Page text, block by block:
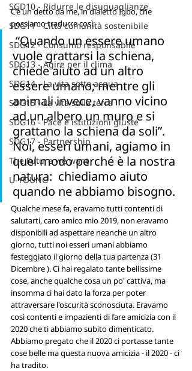
SGD10 - Ridurre le disuguaglianze
SDG11 - Città comunità sostenibile
SDG12 - Consumo responsabile
SDG13 - Agire per il clima
SDG14 - La vita sotto acqua
SDG15 - La vita sulla terra
SDG16 - Pace e istituzioni giuste
SDG17 - Partnership
The Future we want
U-YOUNG
C’è un detto da me, in dialetto Igbo, che
possiamo tradurre così:
“Quando un essere umano
vuole grattarsi la schiena,
chiede aiuto ad un altro
essere umano; mentre gli
animali invece, vanno vicino
ad un albero un muro e si
grattano la schiena da soli”.
Noi, esseri umani, agiamo in
quel modo perché è la nostra
natura:  chiediamo aiuto
quando ne abbiamo bisogno.
Qualche mese fa, eravamo tutti contenti di
salutarti, caro amico mio 2019, non eravamo
disponibili ad aspettare neanche un altro
giorno, tutti noi esseri umani abbiamo
festeggiato il giorno della tua partenza (31
Dicembre ). Ci hai regalato tante bellissime
cose, anche qualche cosa un po' cattiva, ma
insomma ci hai dato la forza per poter
attraversare l'oscurità sconosciuta. Eravamo
così contenti e impazienti di fare amicizia con il
2020 che ti abbiamo subito dimenticato.
Abbiamo pregato che il 2020 ci portasse tante
cose belle ma questa nuova amicizia - il 2020 - ci
ha tradito.